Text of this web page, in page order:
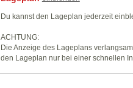
Du kannst den Lageplan jederzeit
ACHTUNG:
Die Anzeige des Lageplans
den Lageplan nur bei einer schnellen